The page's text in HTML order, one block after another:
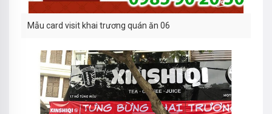
Mẫu card visit khai trương quán ăn 06